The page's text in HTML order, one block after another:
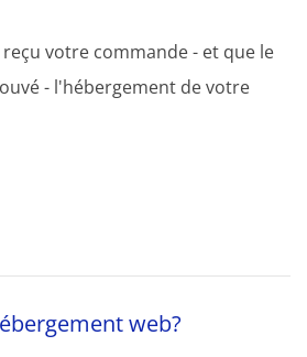
votre commande - et que le
- l'hébergement de votre
web?